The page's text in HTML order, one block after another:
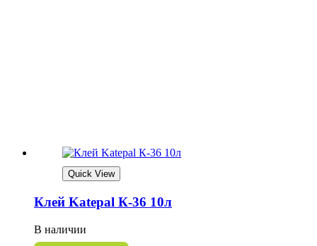
Quick View
Клей Katepal К-36 10л
В наличии